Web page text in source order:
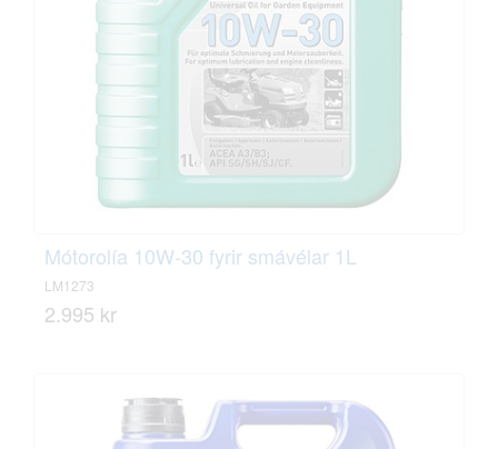
Mótorolía 10W-30 fyrir smávélar 1L
LM1273
2.995 kr